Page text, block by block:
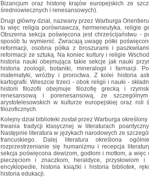
Bizancjum oraz historię krajów europejskich ze
średniowiecznych i renesansowych).
Drugi główny dział, nazwany przez Warburga
tu więc religia porównawcza, hermeneutyka, religie
Obszerna sekcja poświęcona jest chrześcijaństwu -
sposób tu wymienić. Zwracają uwagę półki
reformacji, osobna półka z broszurami i
reformacji ze sztuką. Na koniec kultury i religie
historia nauki obejmująca takie sekcje jak nauki
historia zoologii, botaniki, mineralogii i farmacji.
matematyki, wróżby i proroctwa. Z kolei historia
kartografii. Wreszcie trzeci - obok religii i nauki -
historii filozofii obejmuje filozofię grecką i
renesansową i porenesansową, ze
arystotelesowskich w kulturze europejskiej oraz roli
filozoficznych.
Kolejny dział biblioteki został przez Warburga
trwania tradycji klasycznej w literaturach
Następnie literatura w językach narodowych ze
francuskiego. Dalej literatura określona
rozprzestrzenianie się humanizmu i recepcja
sekcja poświęcona dewizom, godłom i mottom, a
pieczęciom i znaczkom, heraldyce, przysłowiom
encyklopedie, historia książki i historia bibliotek,
historia edukacji.